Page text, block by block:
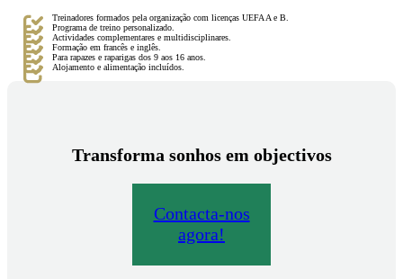
Treinadores formados pela organização com licenças UEFA A e B.
Programa de treino personalizado.
Actividades complementares e multidisciplinares.
Formação em francês e inglês.
Para rapazes e raparigas dos 9 aos 16 anos.
Alojamento e alimentação incluídos.
Transforma sonhos em objectivos
Contacta-nos
agora!